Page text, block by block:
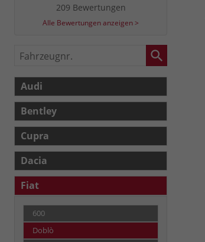
209 Bewertungen
Alle Bewertungen anzeigen >
Fahrzeugnr.
Audi
Bentley
Cupra
Dacia
Fiat
600
Doblò